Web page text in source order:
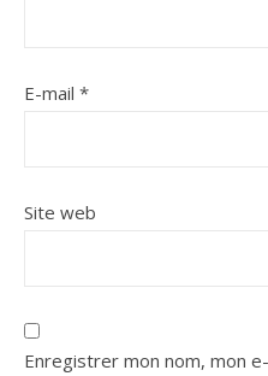
E-mail *
Site web
Enregistrer mon nom, mon